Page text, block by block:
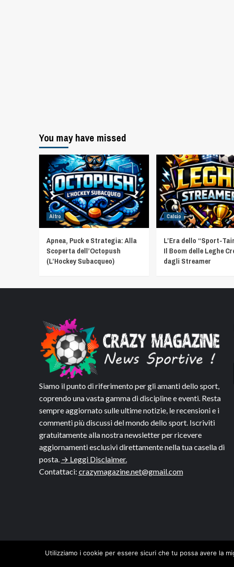
You may have missed
Altro
Apnea, Puck e Strategia: Alla
Scoperta dell’Octopush
(L’Hockey Subacqueo)
Calcio
L’Era dello “Sport-
Il Boom delle Leghe
dagli Streamer
Siamo il punto di riferimento per gli amanti dello sport,
coprendo una vasta gamma di discipline e eventi. Resta
sempre aggiornato sulle ultime notizie, le recensioni e i
commenti più discussi del mondo dello sport. Iscriviti
gratuitamente alla nostra newsletter per ricevere
aggiornamenti esclusivi direttamente nella tua casella di
posta. → Leggi Disclaimer.
Contattaci: crazymagazine.net@gmail.com
Utilizziamo i cookie per essere sicuri che tu possa avere la